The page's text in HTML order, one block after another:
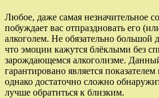
Любое, даже самая незначительное
побуждает вас отпраздновать его
алкоголем. Не обязательно большой
что эмоции кажутся блёклыми без
зарождающемся алкоголизме.
гарантировано является
однако достаточно сложно
лучше обратиться к близким.